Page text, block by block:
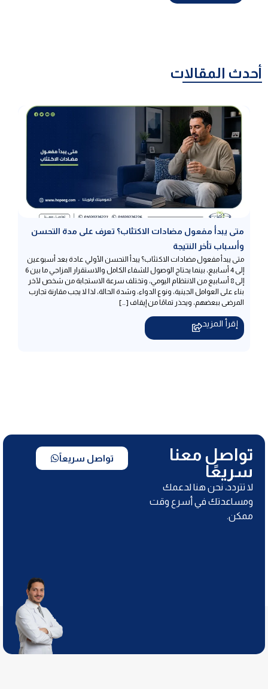
أحدث المقالات
متى يبدأ مفعول مضادات الاكتئاب؟ تعرف على مدة التحسن
وأسباب تأخر النتيجة
متى يبدأ مفعول مضادات الاكتئاب؟ يبدأ التحسن الأولي عادة بعد أسبوعين
إلى 4 أسابيع، بينما يحتاج الوصول للشفاء الكامل والاستقرار المزاجي ما بين 6
إلى 8 أسابيع من الانتظام اليومي، وتختلف سرعة الاستجابة من شخص لآخر
بناء على العوامل الجينية، ونوع الدواء، وشدة الحالة، لذا لا يجب مقارنة تجارب
المرضى ببعضهم، ويحذر تمامًا من إيقاف […]
إقرأ المزيد
تواصل معنا
سريعًا
لا تتردد، نحن هنا لدعمك
ومساعدتك في أسرع وقت
ممكن.
تواصل سريعاً